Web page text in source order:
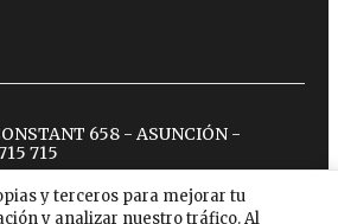
y terceros para mejorar tu
y analizar nuestro tráfico. Al
658 - ASUNCIÓN -
715